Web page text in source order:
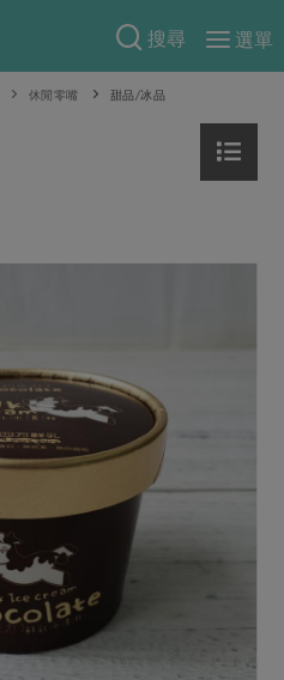
搜尋
選單
乳製品
米麵雜糧
水產
一籃菜真心話
合作聯合國
生活提案
惜食
休閒零嘴 甜品/冰品